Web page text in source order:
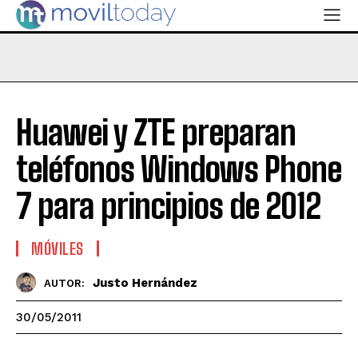
Huawei y ZTE preparan
teléfonos Windows Phone
7 para principios de 2012
MÓVILES
AUTOR: Justo Hernández
30/05/2011